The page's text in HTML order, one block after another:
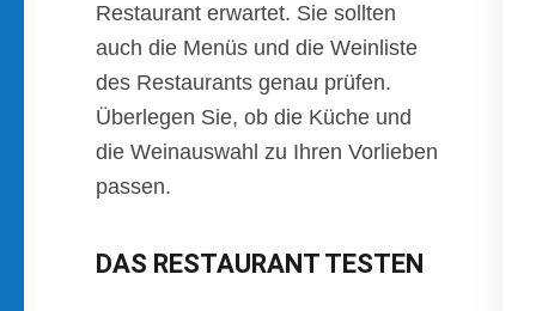
Restaurant erwartet. Sie sollten
auch die Menüs und die Weinliste
des Restaurants genau prüfen.
Überlegen Sie, ob die Küche und
die Weinauswahl zu Ihren Vorlieben
passen.
DAS RESTAURANT TESTEN